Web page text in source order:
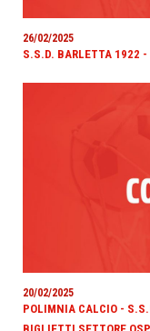
26/02/2025
S.S.D. BARLETTA 1922
20/02/2025
POLIMNIA CALCIO -